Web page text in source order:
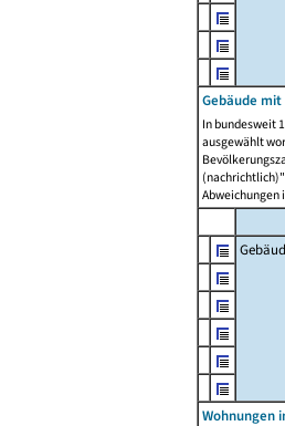
Gebäude mit
In bundesweit
ausgewählt
Abweichungen
Wohnungen